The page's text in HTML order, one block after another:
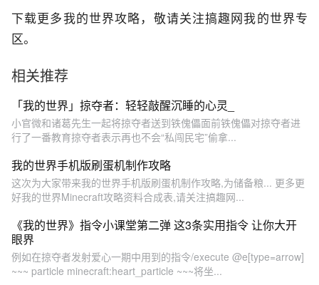
下载更多我的世界攻略，敬请关注搞趣网我的世界专
区。
相关推荐
「我的世界」掠夺者：轻轻敲醒沉睡的心灵_
小官微和诸葛先生一起将掠夺者送到铁傀儡面前铁傀儡对掠夺者进
行了一番教育掠夺者表示再也不会“私闯民宅”偷拿...
我的世界手机版刷蛋机制作攻略
这次为大家带来我的世界手机版刷蛋机制作攻略,为储备粮... 更多更
好我的世界Minecraft攻略资料合成表,请关注搞趣网...
《我的世界》指令小课堂第二弹 这3条实用指令 让你大开
眼界
例如在掠夺者发射爱心一期中用到的指令/execute @e[type=arrow]
~~~ particle minecraft:heart_particle ~~~将坐...